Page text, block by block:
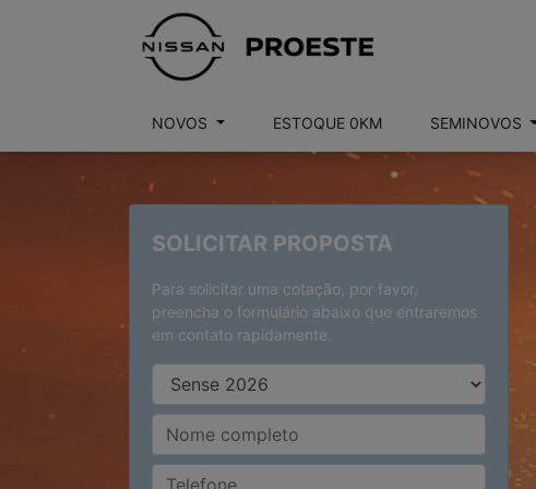
NOVOS ESTOQUE 0KM SEMINOVOS
SOLICITAR PROPOSTA
Para solicitar uma cotação, por favor,
preencha o formulário abaixo que entraremos
em contato rapidamente.